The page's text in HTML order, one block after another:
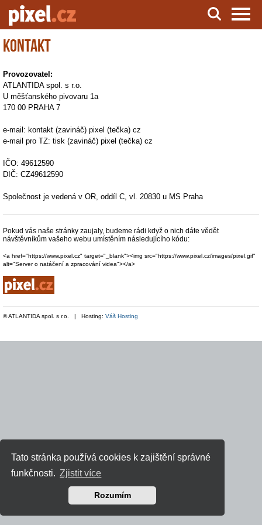
Tato stránka používá cookies k zajištění správné
funkčnosti. Zjistit více
Rozumím
Server o natáčení a zpracování videa
Kontakt
Provozovatel:
ATLANTIDA spol. s r.o.
U měšťanského pivovaru 1a
170 00 PRAHA 7
e-mail: kontakt (zavináč) pixel (tečka) cz
e-mail pro TZ: tisk (zavináč) pixel (tečka) cz
IČO: 49612590
DIČ: CZ49612590
Společnost je vedená v OR, oddíl C, vl. 20830 u MS Praha
Pokud vás naše stránky zaujaly, budeme rádi když o nich dáte vědět
návštěvníkům vašeho webu umístěním následujícího kódu:
<a href="https://www.pixel.cz" target="_blank"><img src="https://www.pixel.cz/images/pixel.gif"
alt="Server o natáčení a zpracování videa"></a>
© ATLANTIDA spol. s r.o. | Hosting: Váš Hosting